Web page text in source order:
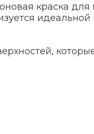
краска для